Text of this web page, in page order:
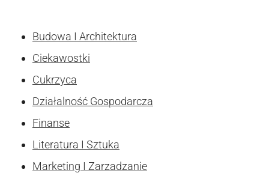
Budowa I Architektura
Ciekawostki
Cukrzyca
Działalność Gospodarcza
Finanse
Literatura I Sztuka
Marketing I Zarzadzanie